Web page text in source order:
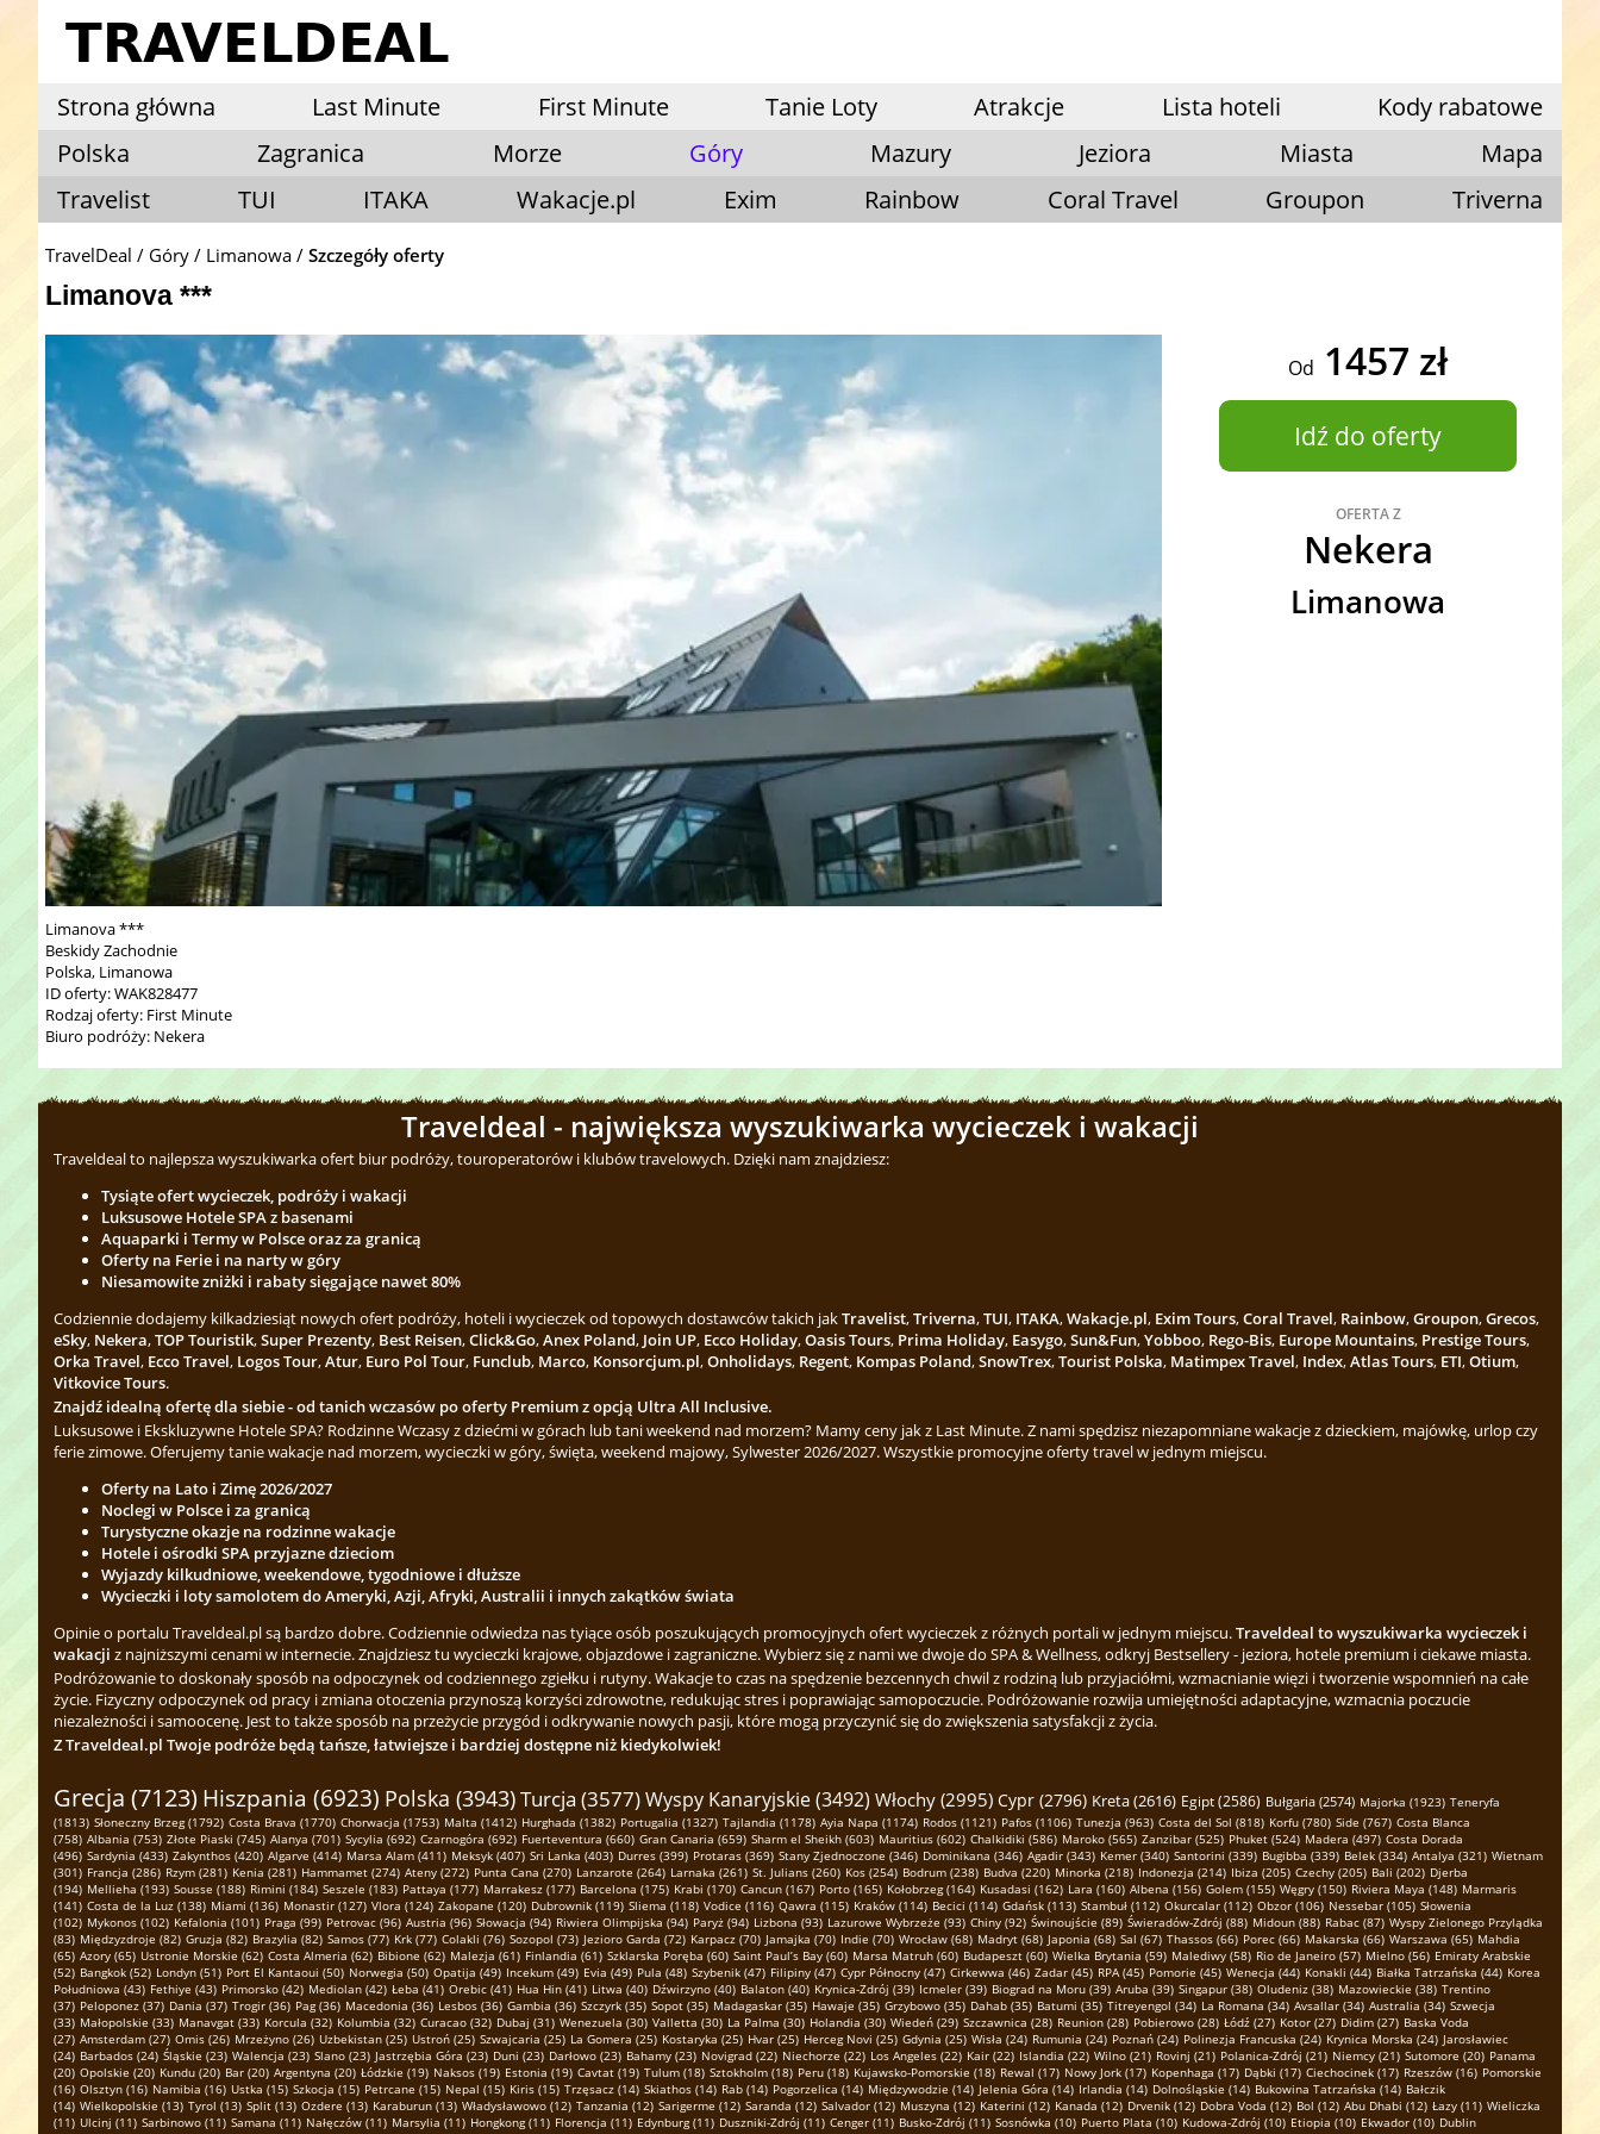
Strona główna Last Minute First Minute Tanie Loty Atrakcje Lista hoteli
Kody rabatowe
Polska
Zagranica Morze Góry Mazury Jeziora Miasta
Mapa
Travelist
TUI ITAKA Wakacje.pl Exim Rainbow Coral Travel Groupon Triverna
TravelDeal Góry Limanowa Szczegóły oferty
Limanova ***
Od 1457 zł
Idź do oferty
OFERTA Z
Nekera
Limanowa
Limanova ***
Beskidy Zachodnie
Polska, Limanowa
ID oferty: WAK828477
Rodzaj oferty: First Minute
Biuro podróży: Nekera
Traveldeal - największa wyszukiwarka wycieczek i wakacji
Traveldeal to najlepsza wyszukiwarka ofert biur podróży, touroperatorów i klubów travelowych. Dzięki nam znajdziesz:
Tysiąte ofert wycieczek, podróży i wakacji
Luksusowe Hotele SPA z basenami
Aquaparki i Termy w Polsce oraz za granicą
Oferty na Ferie i na narty w góry
Niesamowite zniżki i rabaty sięgające nawet 80%
Codziennie dodajemy kilkadziesiąt nowych ofert podróży, hoteli i wycieczek od topowych dostawców takich jakTravelist,Triverna,TUI, ITAKA,Wakacje.pl, Exim Tours,Coral Travel, Rainbow,Groupon,Grecos,
eSky, Nekera,TOP Touristik,Super Prezenty, Best Reisen,Click&Go,Anex Poland, Join UP, Ecco Holiday,Oasis Tours, Prima Holiday, Easygo,Sun&Fun,Yobboo, Rego-Bis, Europe Mountains, Prestige Tours,
Orka Travel, Ecco Travel, Logos Tour,Atur, Euro Pol Tour, Funclub, Marco, Konsorcjum.pl,Onholidays, Regent, Kompas Poland,SnowTrex,Tourist Polska, Matimpex Travel, Index,Atlas Tours, ETI,Otium,
Vitkovice Tours.
Znajdź idealną ofertę dla siebie - od tanich wczasów po oferty Premium z opcją Ultra All Inclusive.
Luksusowe i Ekskluzywne Hotele SPA? Rodzinne Wczasy z dziećmi w górach lub tani weekend nad morzem? Mamy ceny jak z Last Minute. Z nami spędzisz niezapomniane wakacje z dzieckiem, majówkę, urlop czy
ferie zimowe. Oferujemy tanie wakacje nad morzem, wycieczki w góry, święta, weekend majowy, Sylwester 2026/2027. Wszystkie promocyjne oferty travel w jednym miejscu.
Oferty na Lato i Zimę 2026/2027
Noclegi w Polsce i za granicą
Turystyczne okazje na rodzinne wakacje
Hotele i ośrodki SPA przyjazne dzieciom
Wyjazdy kilkudniowe, weekendowe, tygodniowe i dłuższe
Wycieczki i loty samolotem do Ameryki, Azji, Afryki, Australii i innych zakątków świata
Opinie o portalu Traveldeal.pl są bardzo dobre. Codziennie odwiedza nas tyiące osób poszukujących promocyjnych ofert wycieczek z różnych portali w jednym miejscu.Traveldeal to wyszukiwarka wycieczek i
wakacji z najniższymi cenami w internecie. Znajdziesz tu wycieczki krajowe, objazdowe i zagraniczne. Wybierz się z nami we dwoje do SPA & Wellness, odkryj Bestsellery - jeziora, hotele premium i ciekawe miasta.
Podróżowanie to doskonały sposób na odpoczynek od codziennego zgiełku i rutyny. Wakacje to czas na spędzenie bezcennych chwil z rodziną lub przyjaciółmi, wzmacnianie więzi i tworzenie wspomnień na całe
życie. Fizyczny odpoczynek od pracy i zmiana otoczenia przynoszą korzyści zdrowotne, redukując stres i poprawiając samopoczucie. Podróżowanie rozwija umiejętności adaptacyjne, wzmacnia poczucie
niezależności i samoocenę. Jest to także sposób na przeżycie przygód i odkrywanie nowych pasji, które mogą przyczynić się do zwiększenia satysfakcji z życia.
Z Traveldeal.pl Twoje podróże będą tańsze, łatwiejsze i bardziej dostępne niż kiedykolwiek!
Grecja (7123) Hiszpania (6923) Polska (3943)Turcja (3577)Wyspy Kanaryjskie (3492) Włochy (2995) Cypr (2796) Kreta (2616) Egipt (2586) Bułgaria (2574) Majorka (1923) Teneryfa
(1813) Słoneczny Brzeg (1792) Costa Brava (1770) Chorwacja (1753) Malta (1412) Hurghada (1382) Portugalia (1327) Tajlandia (1178) Ayia Napa (1174) Rodos (1121) Pafos (1106) Tunezja (963) Costa del Sol (818) Korfu (780) Side (767) Costa Blanca
(758) Albania (753) Złote Piaski (745) Alanya (701) Sycylia (692) Czarnogóra (692) Fuerteventura (660) Gran Canaria (659) Sharm el Sheikh (603) Mauritius (602) Chalkidiki (586) Maroko (565) Zanzibar (525) Phuket (524) Madera (497) Costa Dorada
(496) Sardynia (433) Zakynthos (420) Algarve (414) Marsa Alam (411) Meksyk (407) Sri Lanka (403) Durres (399) Protaras (369) Stany Zjednoczone (346) Dominikana (346) Agadir (343) Kemer (340) Santorini (339) Bugibba (339) Belek (334) Antalya (321) Wietnam
(301) Francja (286) Rzym (281) Kenia (281) Hammamet (274) Ateny (272) Punta Cana (270) Lanzarote (264) Larnaka (261) St. Julians (260) Kos (254) Bodrum (238) Budva (220) Minorka (218) Indonezja (214) Ibiza (205) Czechy (205) Bali (202) Djerba
(194) Mellieha (193) Sousse (188) Rimini (184) Seszele (183) Pattaya (177) Marrakesz (177) Barcelona (175) Krabi (170) Cancun (167) Porto (165) Kołobrzeg (164) Kusadasi (162) Lara (160) Albena (156) Golem (155) Węgry (150) Riviera Maya (148) Marmaris
(141) Costa de la Luz (138) Miami (136) Monastir (127) Vlora (124) Zakopane (120) Dubrownik (119) Sliema (118) Vodice (116) Qawra (115) Kraków (114) Becici (114) Gdańsk (113) Stambuł (112) Okurcalar (112) Obzor (106) Nessebar (105) Słowenia
(102) Mykonos (102) Kefalonia (101) Praga (99) Petrovac (96) Austria (96) Słowacja (94) Riwiera Olimpijska (94) Paryż (94) Lizbona (93) Lazurowe Wybrzeże (93) Chiny (92) Świnoujście (89) Świeradów-Zdrój (88) Midoun (88) Rabac (87) Wyspy Zielonego Przylądka
(83) Międzyzdroje (82) Gruzja (82) Brazylia (82) Samos (77) Krk (77) Colakli (76) Sozopol (73) Jezioro Garda (72) Karpacz (70) Jamajka (70) Indie (70) Wrocław (68) Madryt (68) Japonia (68) Sal (67) Thassos (66) Porec (66) Makarska (66) Warszawa (65) Mahdia
(65) Azory (65) Ustronie Morskie (62) Costa Almeria (62) Bibione (62) Malezja (61) Finlandia (61) Szklarska Poręba (60) Saint Paul’s Bay (60) Marsa Matruh (60) Budapeszt (60) Wielka Brytania (59) Malediwy (58) Rio de Janeiro (57) Mielno (56) Emiraty Arabskie
(52) Bangkok (52) Londyn (51) Port El Kantaoui (50) Norwegia (50) Opatija (49) Incekum (49) Evia (49) Pula (48) Szybenik (47) Filipiny (47) Cypr Północny (47) Cirkewwa (46) Zadar (45) RPA (45) Pomorie (45) Wenecja (44) Konakli (44) Białka Tatrzańska (44) Korea
Południowa (43) Fethiye (43) Primorsko (42) Mediolan (42) Łeba (41) Orebic (41) Hua Hin (41) Litwa (40) Dźwirzyno (40) Balaton (40) Krynica-Zdrój (39) Icmeler (39) Biograd na Moru (39) Aruba (39) Singapur (38) Oludeniz (38) Mazowieckie (38) Trentino
(37) Peloponez (37) Dania (37) Trogir (36) Pag (36) Macedonia (36) Lesbos (36) Gambia (36) Szczyrk (35) Sopot (35) Madagaskar (35) Hawaje (35) Grzybowo (35) Dahab (35) Batumi (35) Titreyengol (34) La Romana (34) Avsallar (34) Australia (34) Szwecja
(33) Małopolskie (33) Manavgat (33) Korcula (32) Kolumbia (32) Curacao (32) Dubaj (31) Wenezuela (30) Valletta (30) La Palma (30) Holandia (30) Wiedeń (29) Szczawnica (28) Reunion (28) Pobierowo (28) Łódź (27) Kotor (27) Didim (27) Baska Voda
(27) Amsterdam (27) Omis (26) Mrzeżyno (26) Uzbekistan (25) Ustroń (25) Szwajcaria (25) La Gomera (25) Kostaryka (25) Hvar (25) Herceg Novi (25) Gdynia (25) Wisła (24) Rumunia (24) Poznań (24) Polinezja Francuska (24) Krynica Morska (24) Jarosławiec
(24) Barbados (24) Śląskie (23) Walencja (23) Slano (23) Jastrzębia Góra (23) Duni (23) Darłowo (23) Bahamy (23) Novigrad (22) Niechorze (22) Los Angeles (22) Kair (22) Islandia (22) Wilno (21) Rovinj (21) Polanica-Zdrój (21) Niemcy (21) Sutomore (20) Panama
(20) Opolskie (20) Kundu (20) Bar (20) Argentyna (20) Łódzkie (19) Naksos (19) Estonia (19) Cavtat (19) Tulum (18) Sztokholm (18) Peru (18) Kujawsko-Pomorskie (18) Rewal (17) Nowy Jork (17) Kopenhaga (17) Dąbki (17) Ciechocinek (17) Rzeszów (16) Pomorskie
(16) Olsztyn (16) Namibia (16) Ustka (15) Szkocja (15) Petrcane (15) Nepal (15) Kiris (15) Trzęsacz (14) Skiathos (14) Rab (14) Pogorzelica (14) Międzywodzie (14) Jelenia Góra (14) Irlandia (14) Dolnośląskie (14) Bukowina Tatrzańska (14) Bałczik
(14) Wielkopolskie (13) Tyrol (13) Split (13) Ozdere (13) Karaburun (13) Władysławowo (12) Tanzania (12) Sarigerme (12) Saranda (12) Salvador (12) Muszyna (12) Katerini (12) Kanada (12) Drvenik (12) Dobra Voda (12) Bol (12) Abu Dhabi (12) Łazy (11) Wieliczka
(11) Ulcinj (11) Sarbinowo (11) Samana (11) Nałęczów (11) Marsylia (11) Hongkong (11) Florencja (11) Edynburg (11) Duszniki-Zdrój (11) Cenger (11) Busko-Zdrój (11) Sosnówka (10) Puerto Plata (10) Kudowa-Zdrój (10) Etiopia (10) Ekwador (10) Dublin